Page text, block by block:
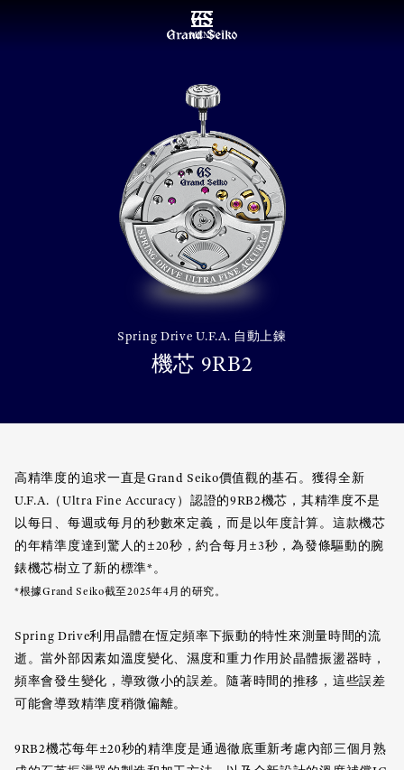
MENU
Spring Drive U.F.A. 自動上鍊
機芯 9RB2
高精準度的追求一直是Grand Seiko價值觀的基石。獲得全新
U.F.A.（Ultra Fine Accuracy）認證的9RB2機芯，其精準度不是
以每日、每週或每月的秒數來定義，而是以年度計算。這款機芯
的年精準度達到驚人的±20秒，約合每月±3秒，為發條驅動的腕
錶機芯樹立了新的標準*。
*根據Grand Seiko截至2025年4月的研究。
Spring Drive利用晶體在恆定頻率下振動的特性來測量時間的流
逝。當外部因素如溫度變化、濕度和重力作用於晶體振盪器時，
頻率會發生變化，導致微小的誤差。隨著時間的推移，這些誤差
可能會導致精準度稍微偏離。
9RB2機芯每年±20秒的精準度是通過徹底重新考慮內部三個月熟